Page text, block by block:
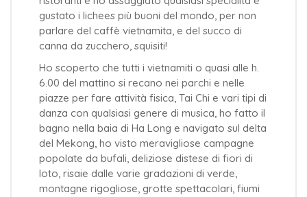
gustato i lichees più buoni del mondo, per non
parlare del caffè vietnamita, e del succo di
canna da zucchero, squisiti!
Ho scoperto che tutti i vietnamiti o quasi alle h.
6.00 del mattino si recano nei parchi e nelle
piazze per fare attività fisica, Tai Chi e vari tipi di
danza con qualsiasi genere di musica, ho fatto il
bagno nella baia di Ha Long e navigato sul delta
del Mekong, ho visto meravigliose campagne
popolate da bufali, deliziose distese di fiori di
loto, risaie dalle varie gradazioni di verde,
montagne rigogliose, grotte spettacolari, fiumi